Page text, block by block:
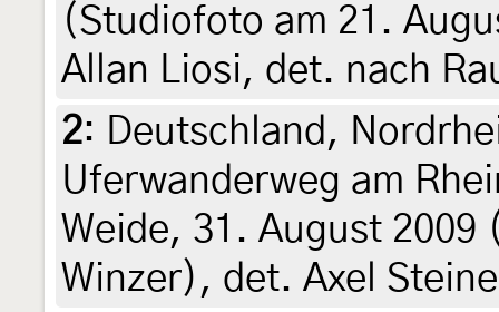
(Studiofoto am 21.
Allan Liosi, det. nach
2: Deutschland,
Uferwanderweg am
Weide, 31. August
Winzer), det. Axel